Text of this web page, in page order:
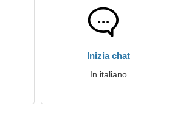
Inizia chat
In italiano